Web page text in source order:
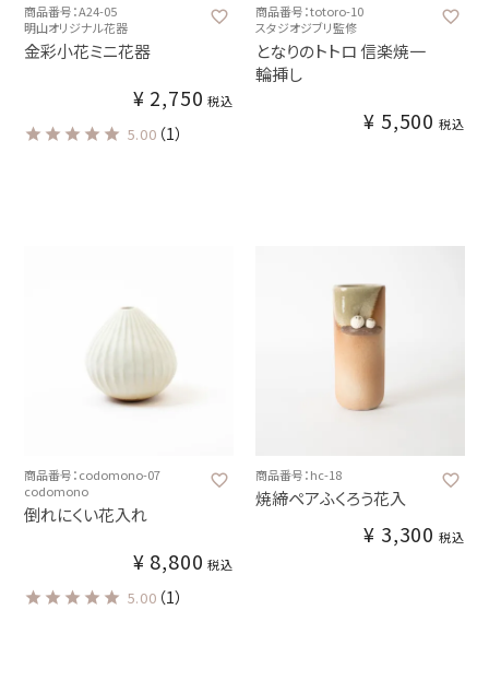
商品番号：A24-05
明山オリジナル花器
金彩小花ミニ花器
¥ 2,750 税込
5.00 （1）
商品番号：totoro-10
スタジオジブリ監修
となりのトトロ 信楽焼一
輪挿し
¥ 5,500 税込
商品番号：codomono-07
codomono
倒れにくい花入れ
¥ 8,800 税込
5.00 （1）
商品番号：hc-18
焼締ペアふくろう花入
¥ 3,300 税込